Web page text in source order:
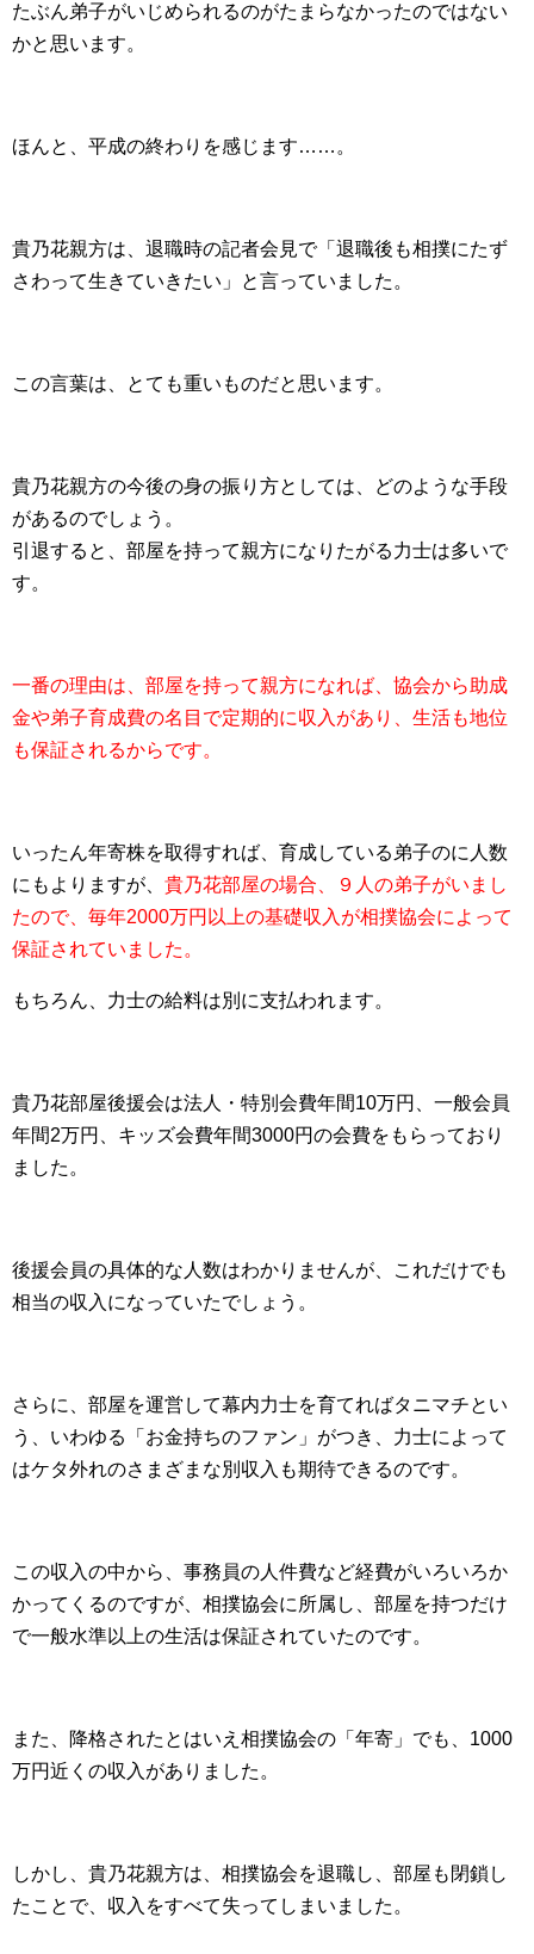
たぶん弟子がいじめられるのがたまらなかったのではない
かと思います。
ほんと、平成の終わりを感じます……。
貴乃花親方は、退職時の記者会見で「退職後も相撲にたず
さわって生きていきたい」と言っていました。
この言葉は、とても重いものだと思います。
貴乃花親方の今後の身の振り方としては、どのような手段
があるのでしょう。
引退すると、部屋を持って親方になりたがる力士は多いで
す。
一番の理由は、部屋を持って親方になれば、協会から助成
金や弟子育成費の名目で定期的に収入があり、生活も地位
も保証されるからです。
いったん年寄株を取得すれば、育成している弟子のに人数
にもよりますが、 貴乃花部屋の場合、９人の弟子がいまし
たので、毎年2000万円以上の基礎収入が相撲協会によって
保証されていました。
もちろん、力士の給料は別に支払われます。
貴乃花部屋後援会は法人・特別会費年間10万円、一般会員
年間2万円、キッズ会費年間3000円の会費をもらっており
ました。
後援会員の具体的な人数はわかりませんが、これだけでも
相当の収入になっていたでしょう。
さらに、部屋を運営して幕内力士を育てればタニマチとい
う、いわゆる「お金持ちのファン」がつき、力士によって
はケタ外れのさまざまな別収入も期待できるのです。
この収入の中から、事務員の人件費など経費がいろいろか
かってくるのですが、相撲協会に所属し、部屋を持つだけ
で一般水準以上の生活は保証されていたのです。
また、降格されたとはいえ相撲協会の「年寄」でも、1000
万円近くの収入がありました。
しかし、貴乃花親方は、相撲協会を退職し、部屋も閉鎖し
たことで、収入をすべて失ってしまいました。